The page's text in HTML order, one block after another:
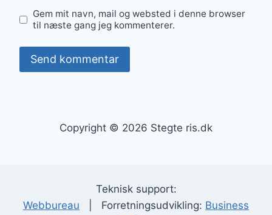
Gem mit navn, mail og websted i denne browser
til næste gang jeg kommenterer.
Copyright © 2026 Stegte ris.dk
Teknisk support:
Webbureau | Forretningsudvikling: Business